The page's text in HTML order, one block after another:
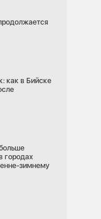
как в Бийске
городах
зимнему